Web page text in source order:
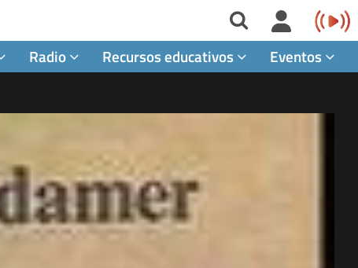
Radio Recursos educativos Eventos